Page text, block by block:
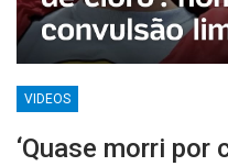
VIDEOS
‘Quase morri por